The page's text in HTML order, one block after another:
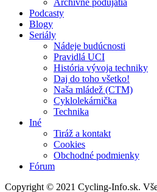
Archívne podujatia
Podcasty
Blogy
Seriály
Nádeje budúcnosti
Pravidlá UCI
História vývoja techniky
Daj do toho všetko!
Naša mládež (CTM)
Cyklolekárnička
Technika
Iné
Tiráž a kontakt
Cookies
Obchodné podmienky
Fórum
Copyright © 2021 Cycling-Info.sk.